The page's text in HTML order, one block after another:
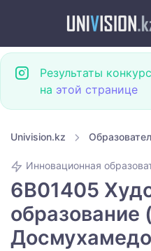
Результаты
на этой странице
Univision.kz
Инновационная
6B01405
образование